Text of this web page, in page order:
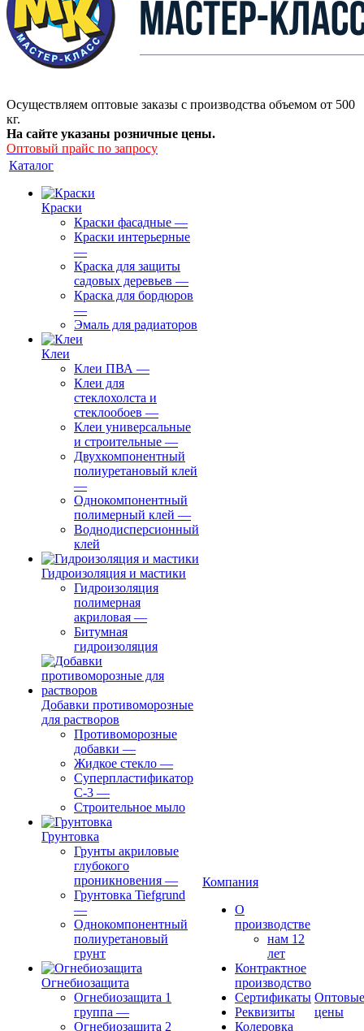
Осуществляем оптовые заказы с производства объемом от 500
кг.
На сайте указаны розничные цены.
Оптовый прайс по запросу
Каталог
Краски
Краски фасадные —
Краски интерьерные
—
Краска для защиты
садовых деревьев —
⁠Краска для бордюров
—
Эмаль для радиаторов
Клеи
Клеи ПВА —
Клеи для
стеклохолста и
стеклообоев —
Клеи универсальные
и строительные —
Двухкомпонентный
полиуретановый клей
—
Однокомпонентный
полимерный клей —
Воднодисперсионный
клей
Гидроизоляция и мастики
Гидроизоляция
полимерная
акриловая —
Битумная
гидроизоляция
Добавки противоморозные
для растворов
Противоморозные
добавки —
Жидкое стекло —
Суперпластификатор
С-3 —
Строительное мыло
Грунтовка
Грунты акриловые
глубокого
проникновения —
Грунтовка Tiefgrund
—
Однокомпонентный
полиуретановый
грунт
Огнебиозащита
Огнебиозащита 1
группа —
Огнебиозащита 2
Компания
О
производстве
нам 12
лет
Контрактное
производство
Сертификаты
Реквизиты
Колеровка
Оптовые
цены